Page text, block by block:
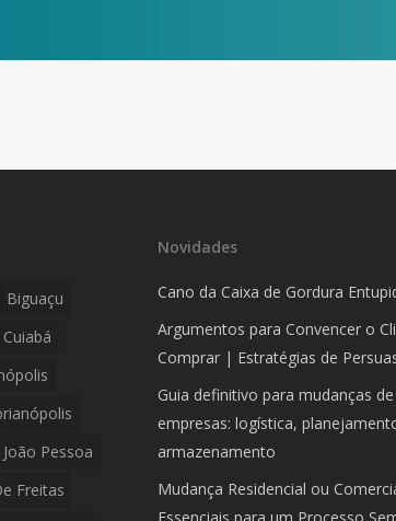
Biguaçu
Cuiabá
João Pessoa
Freitas
Novidades
Cano da Caixa de Gordura
Argumentos para Convencer o
Comprar | Estratégias de
Guia definitivo para mudanças de
empresas: logística,
armazenamento
Mudança Residencial ou